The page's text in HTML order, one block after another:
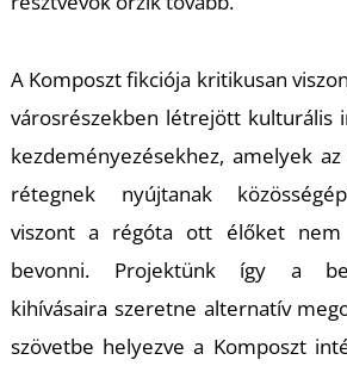
A Komposztfikciója kritikusan
városrészekben létrejött kulturális
kezdeményezésekhez, amelyek
rétegnek nyújtanak
viszont a régóta ott élőket nem
bevonni. Projektünk így a
kihívásaira szeretne alternatív
szövetbe helyezve a Komposzt